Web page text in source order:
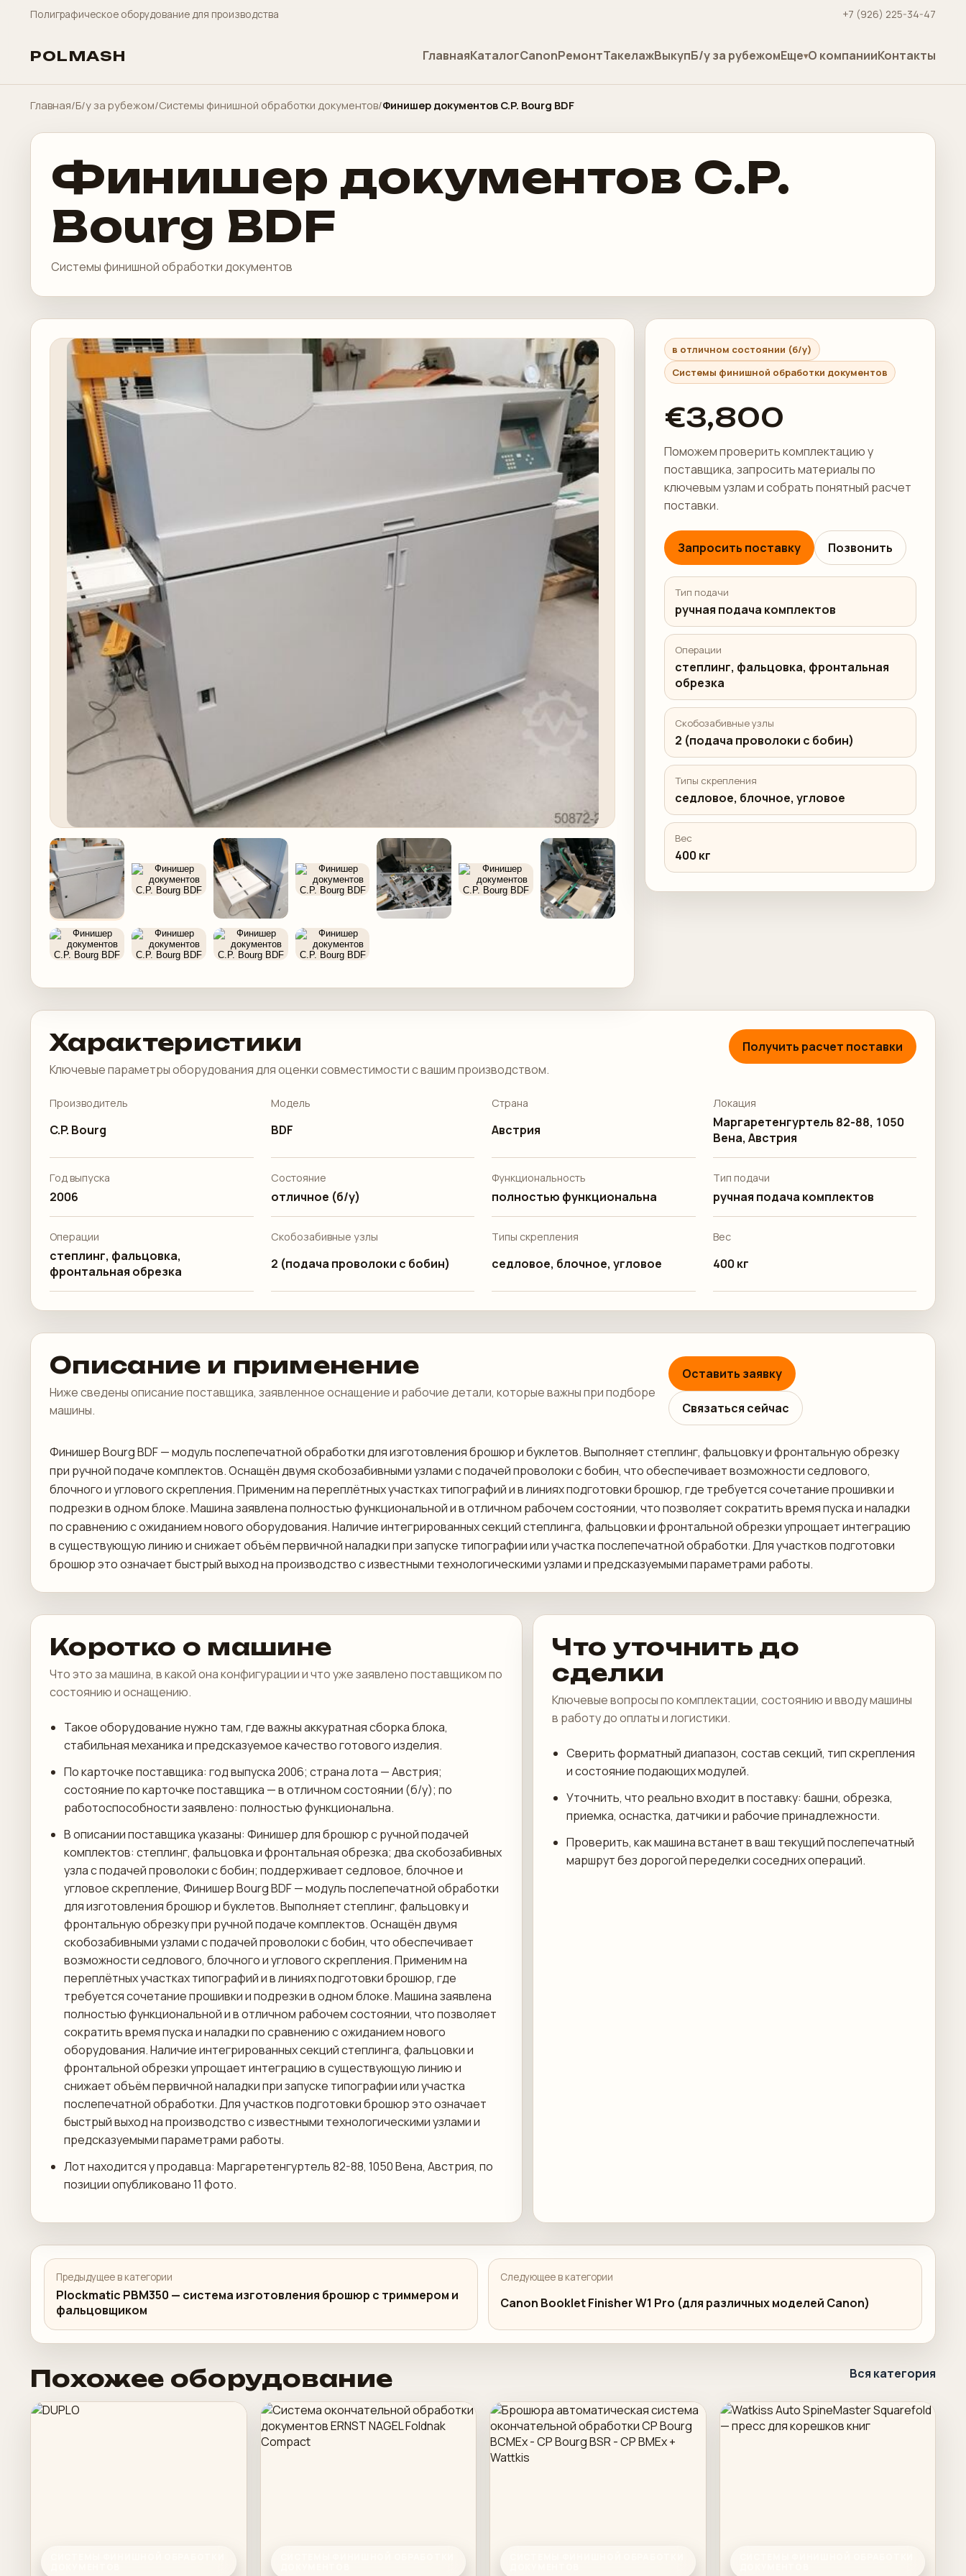
Полиграфическое оборудование для производства +7 (926) 225-34-47
POLMASH ГлавнаяКаталогCanonРемонтТакелажВыкупБ/у за рубежомЕще О компанииКонтакты
Главная/Б/у за рубежом/Системы финишной обработки документов/Финишер документов C.P. Bourg BDF
Финишер документов C.P.
Bourg BDF
Системы финишной обработки документов
в отличном состоянии (б/у)
Системы финишной обработки документов
€3,800
Поможем проверить комплектацию у
поставщика, запросить материалы по
ключевым узлам и собрать понятный расчет
поставки.
Запросить поставку Позвонить
Тип подачи
ручная подача комплектов
Операции
степлинг, фальцовка, фронтальная
обрезка
Скобозабивные узлы
2 (подача проволоки с бобин)
Типы скрепления
седловое, блочное, угловое
Вес
400 кг
Характеристики
Ключевые параметры оборудования для оценки совместимости с вашим производством.
Получить расчет поставки
Производитель
C.P. Bourg
Модель
BDF
Страна
Австрия
Локация
Маргаретенгуртель 82-88, 1050
Вена, Австрия
Год выпуска
2006
Состояние
отличное (б/у)
Функциональность
полностью функциональна
Тип подачи
ручная подача комплектов
Операции
степлинг, фальцовка,
фронтальная обрезка
Скобозабивные узлы
2 (подача проволоки с бобин)
Типы скрепления
седловое, блочное, угловое
Вес
400 кг
Описание и применение
Ниже сведены описание поставщика, заявленное оснащение и рабочие детали, которые важны при подборе
машины.
Оставить заявку
Связаться сейчас
Финишер Bourg BDF — модуль послепечатной обработки для изготовления брошюр и буклетов. Выполняет степлинг, фальцовку и фронтальную обрезку
при ручной подаче комплектов. Оснащён двумя скобозабивными узлами с подачей проволоки с бобин, что обеспечивает возможности седлового,
блочного и углового скрепления. Применим на переплётных участках типографий и в линиях подготовки брошюр, где требуется сочетание прошивки и
подрезки в одном блоке. Машина заявлена полностью функциональной и в отличном рабочем состоянии, что позволяет сократить время пуска и наладки
по сравнению с ожиданием нового оборудования. Наличие интегрированных секций степлинга, фальцовки и фронтальной обрезки упрощает интеграцию
в существующую линию и снижает объём первичной наладки при запуске типографии или участка послепечатной обработки. Для участков подготовки
брошюр это означает быстрый выход на производство с известными технологическими узлами и предсказуемыми параметрами работы.
Коротко о машине
Что это за машина, в какой она конфигурации и что уже заявлено поставщиком по
состоянию и оснащению.
Такое оборудование нужно там, где важны аккуратная сборка блока,
стабильная механика и предсказуемое качество готового изделия.
По карточке поставщика: год выпуска 2006; страна лота — Австрия;
состояние по карточке поставщика — в отличном состоянии (б/у); по
работоспособности заявлено: полностью функциональна.
В описании поставщика указаны: Финишер для брошюр с ручной подачей
комплектов: степлинг, фальцовка и фронтальная обрезка; два скобозабивных
узла с подачей проволоки с бобин; поддерживает седловое, блочное и
угловое скрепление, Финишер Bourg BDF — модуль послепечатной обработки
для изготовления брошюр и буклетов. Выполняет степлинг, фальцовку и
фронтальную обрезку при ручной подаче комплектов. Оснащён двумя
скобозабивными узлами с подачей проволоки с бобин, что обеспечивает
возможности седлового, блочного и углового скрепления. Применим на
переплётных участках типографий и в линиях подготовки брошюр, где
требуется сочетание прошивки и подрезки в одном блоке. Машина заявлена
полностью функциональной и в отличном рабочем состоянии, что позволяет
сократить время пуска и наладки по сравнению с ожиданием нового
оборудования. Наличие интегрированных секций степлинга, фальцовки и
фронтальной обрезки упрощает интеграцию в существующую линию и
снижает объём первичной наладки при запуске типографии или участка
послепечатной обработки. Для участков подготовки брошюр это означает
быстрый выход на производство с известными технологическими узлами и
предсказуемыми параметрами работы.
Лот находится у продавца: Маргаретенгуртель 82-88, 1050 Вена, Австрия, по
позиции опубликовано 11 фото.
Что уточнить до
сделки
Ключевые вопросы по комплектации, состоянию и вводу машины
в работу до оплаты и логистики.
Сверить форматный диапазон, состав секций, тип скрепления
и состояние подающих модулей.
Уточнить, что реально входит в поставку: башни, обрезка,
приемка, оснастка, датчики и рабочие принадлежности.
Проверить, как машина встанет в ваш текущий послепечатный
маршрут без дорогой переделки соседних операций.
Предыдущее в категории
Plockmatic PBM350 — система изготовления брошюр с триммером и
фальцовщиком
Следующее в категории
Canon Booklet Finisher W1 Pro (для различных моделей Canon)
Похожее оборудование Вся категория